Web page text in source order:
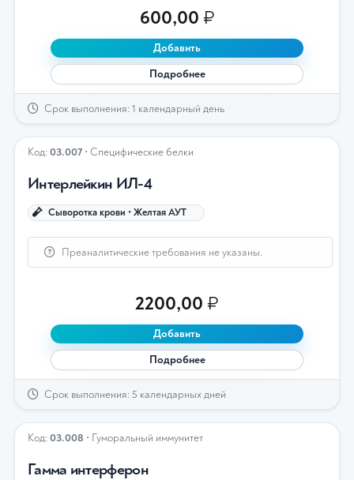
600,00 ₽
Добавить
Подробнее
Срок выполнения: 1 календарный день
Код:03.007 • Специфические белки
Интерлейкин ИЛ-4
Сыворотка крови • Желтая АУТ
Преаналитические требования не указаны.
2200,00 ₽
Добавить
Подробнее
Срок выполнения: 5 календарных дней
Код:03.008 • Гуморальный иммунитет
Гамма интерферон